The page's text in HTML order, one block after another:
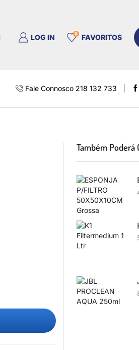
LOG IN 0 FAVORITOS
Fale Connosco 218 132 733
Também Poderá